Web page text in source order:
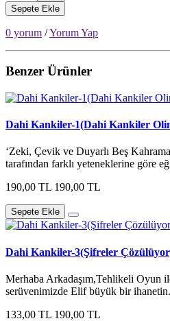
Sepete Ekle
0 yorum /Yorum Yap
Benzer Ürünler
Dahi Kankiler-1(Dahi Kankiler
‘Zeki, Çevik ve Duyarlı Beş
tarafından farklı yeteneklerine göre
190,00 TL 190,00 TL
Sepete Ekle
Dahi Kankiler-3(Şifreler
Merhaba Arkadaşım,Tehlikeli Oyun
serüvenimizde Elif büyük bir
133,00 TL 190,00 TL